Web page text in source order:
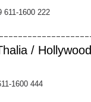
611-1600 222
/ Hollywood
1600 444